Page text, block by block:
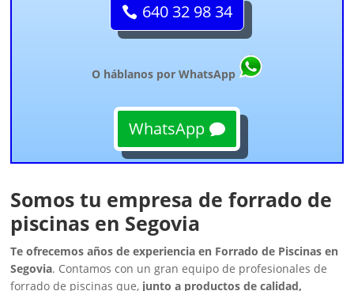
640 32 98 34
O háblanos por WhatsApp
WhatsApp
Somos tu empresa de forrado de
piscinas en Segovia
Te ofrecemos años de experiencia en Forrado de Piscinas en
Segovia. Contamos con un gran equipo de profesionales de
forrado de piscinas que, junto a productos de calidad,